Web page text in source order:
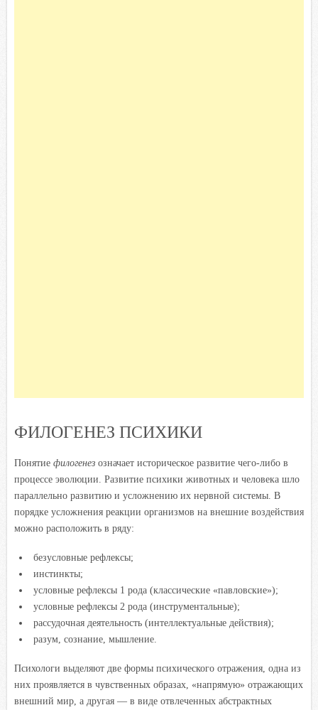
ФИЛОГЕНЕЗ ПСИХИКИ
Понятие филогенез означает историческое развитие чего-либо в
процессе эволюции. Развитие психики животных и человека шло
параллельно развитию и усложнению их нервной системы. В
порядке усложнения реакции организмов на внешние воздействия
можно расположить в ряду:
безусловные рефлексы;
инстинкты;
условные рефлексы 1 рода (классические «павловские»);
условные рефлексы 2 рода (инструментальные);
рассудочная деятельность (интеллектуальные действия);
разум, сознание, мышление.
Психологи выделяют две формы психического отражения, одна из
них проявляется в чувственных образах, «напрямую» отражающих
внешний мир, а другая — в виде отвлеченных абстрактных